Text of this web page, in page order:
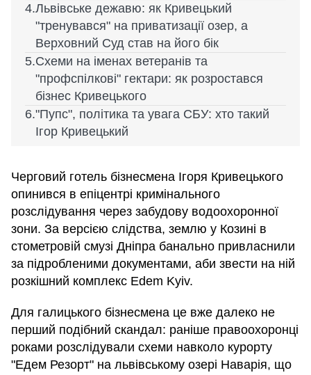
Львівське дежавю: як Кривецький
"тренувався" на приватизації озер, а
Верховний Суд став на його бік
Схеми на іменах ветеранів та
"профспілкові" гектари: як розростався
бізнес Кривецького
"Пупс", політика та увага СБУ: хто такий
Ігор Кривецький
Черговий готель бізнесмена Ігоря Кривецького
опинився в епіцентрі кримінального
розслідування через забудову водоохоронної
зони. За версією слідства, землю у Козині в
стометровій смузі Дніпра банально привласнили
за підробленими документами, аби звести на ній
розкішний комплекс Edem Kyiv.
Для галицького бізнесмена це вже далеко не
перший подібний скандал: раніше правоохоронці
роками розслідували схеми навколо курорту
"Едем Резорт" на львівському озері Наварія, що